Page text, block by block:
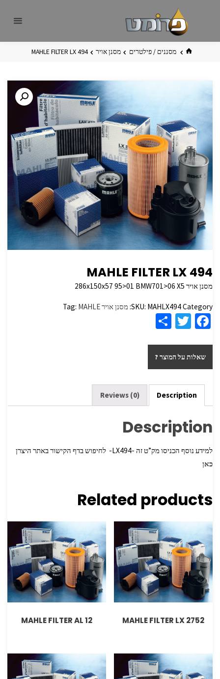
בית מסננים / פילטרים מסנן אויר MAHLE FILTER LX 494
MAHLE FILTER LX 494
מסנן אויר 286x150x57 95>01 BMW701>06 X5
SKU: MAHLX494Category: מסנן אויר Tag: MAHLE
Fa
b
o
o
k
T
tt
er
ar
e
שאלות על המוצר ?
Description
Reviews (0)
Description
למידע נוסף הכניסו מק”ט זה -LX494- לחיפוש בדף הקישור באתר היצרן
כאן
Related products
MAHLE FILTER LX 2752
MAHLE FILTER AL 12